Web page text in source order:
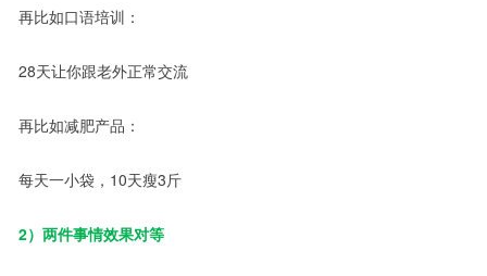
再比如口语培训：
28天让你跟老外正常交流
再比如减肥产品：
每天一小袋，10天瘦3斤
2）两件事情效果对等